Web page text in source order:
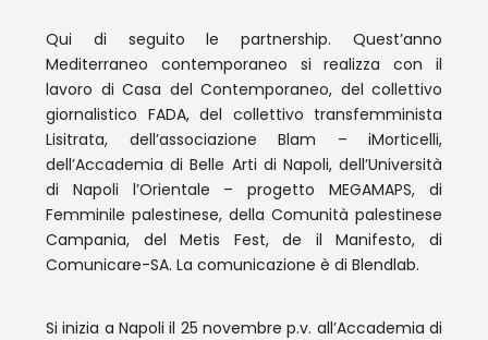
Qui di seguito le partnership. Quest’anno
Mediterraneo contemporaneo si realizza con il
lavoro di Casa del Contemporaneo, del collettivo
giornalistico FADA, del collettivo transfemminista
Lisitrata, dell’associazione Blam – iMorticelli,
dell’Accademia di Belle Arti di Napoli, dell’Università
di Napoli l’Orientale – progetto MEGAMAPS, di
Femminile palestinese, della Comunità palestinese
Campania, del Metis Fest, de il Manifesto, di
Comunicare-SA. La comunicazione è di Blendlab.
Si inizia a Napoli il 25 novembre p.v. all’Accademia di